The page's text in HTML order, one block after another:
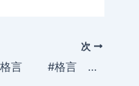
次
2019年9月25日の格言 #格言 ＃名言 ＃急募 ＃募集 ＃採用 ＃人材 ＃ファービヨンド